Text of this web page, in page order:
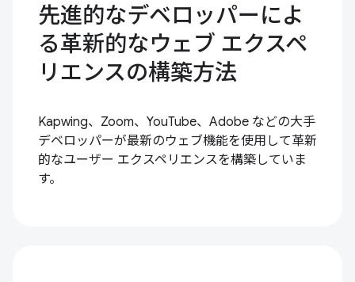
先進的なデベロッパーによ
る革新的なウェブ エクスペ
リエンスの構築方法
Kapwing、Zoom、YouTube、Adobe などの大手
デベロッパーが最新のウェブ機能を使用して革新
的なユーザー エクスペリエンスを構築していま
す。